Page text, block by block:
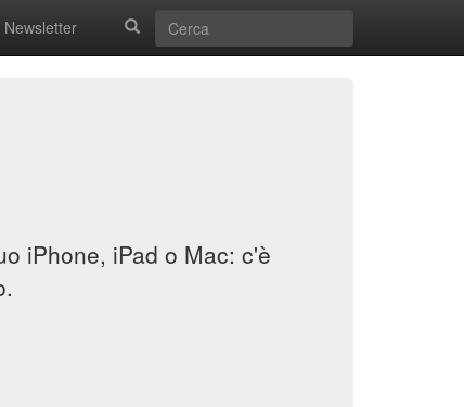
Newsletter
iPhone, iPad o Mac: c'è